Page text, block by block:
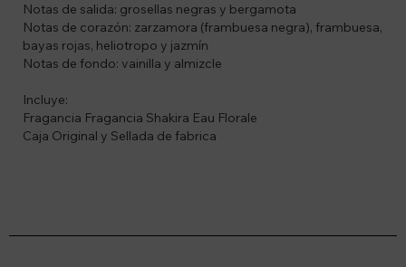
Notas de salida: grosellas negras y bergamota
Notas de corazón: zarzamora (frambuesa negra), frambuesa,
bayas rojas, heliotropo y jazmín
Notas de fondo: vainilla y almizcle
Incluye:
Fragancia Fragancia Shakira Eau Florale
Caja Original y Sellada de fabrica